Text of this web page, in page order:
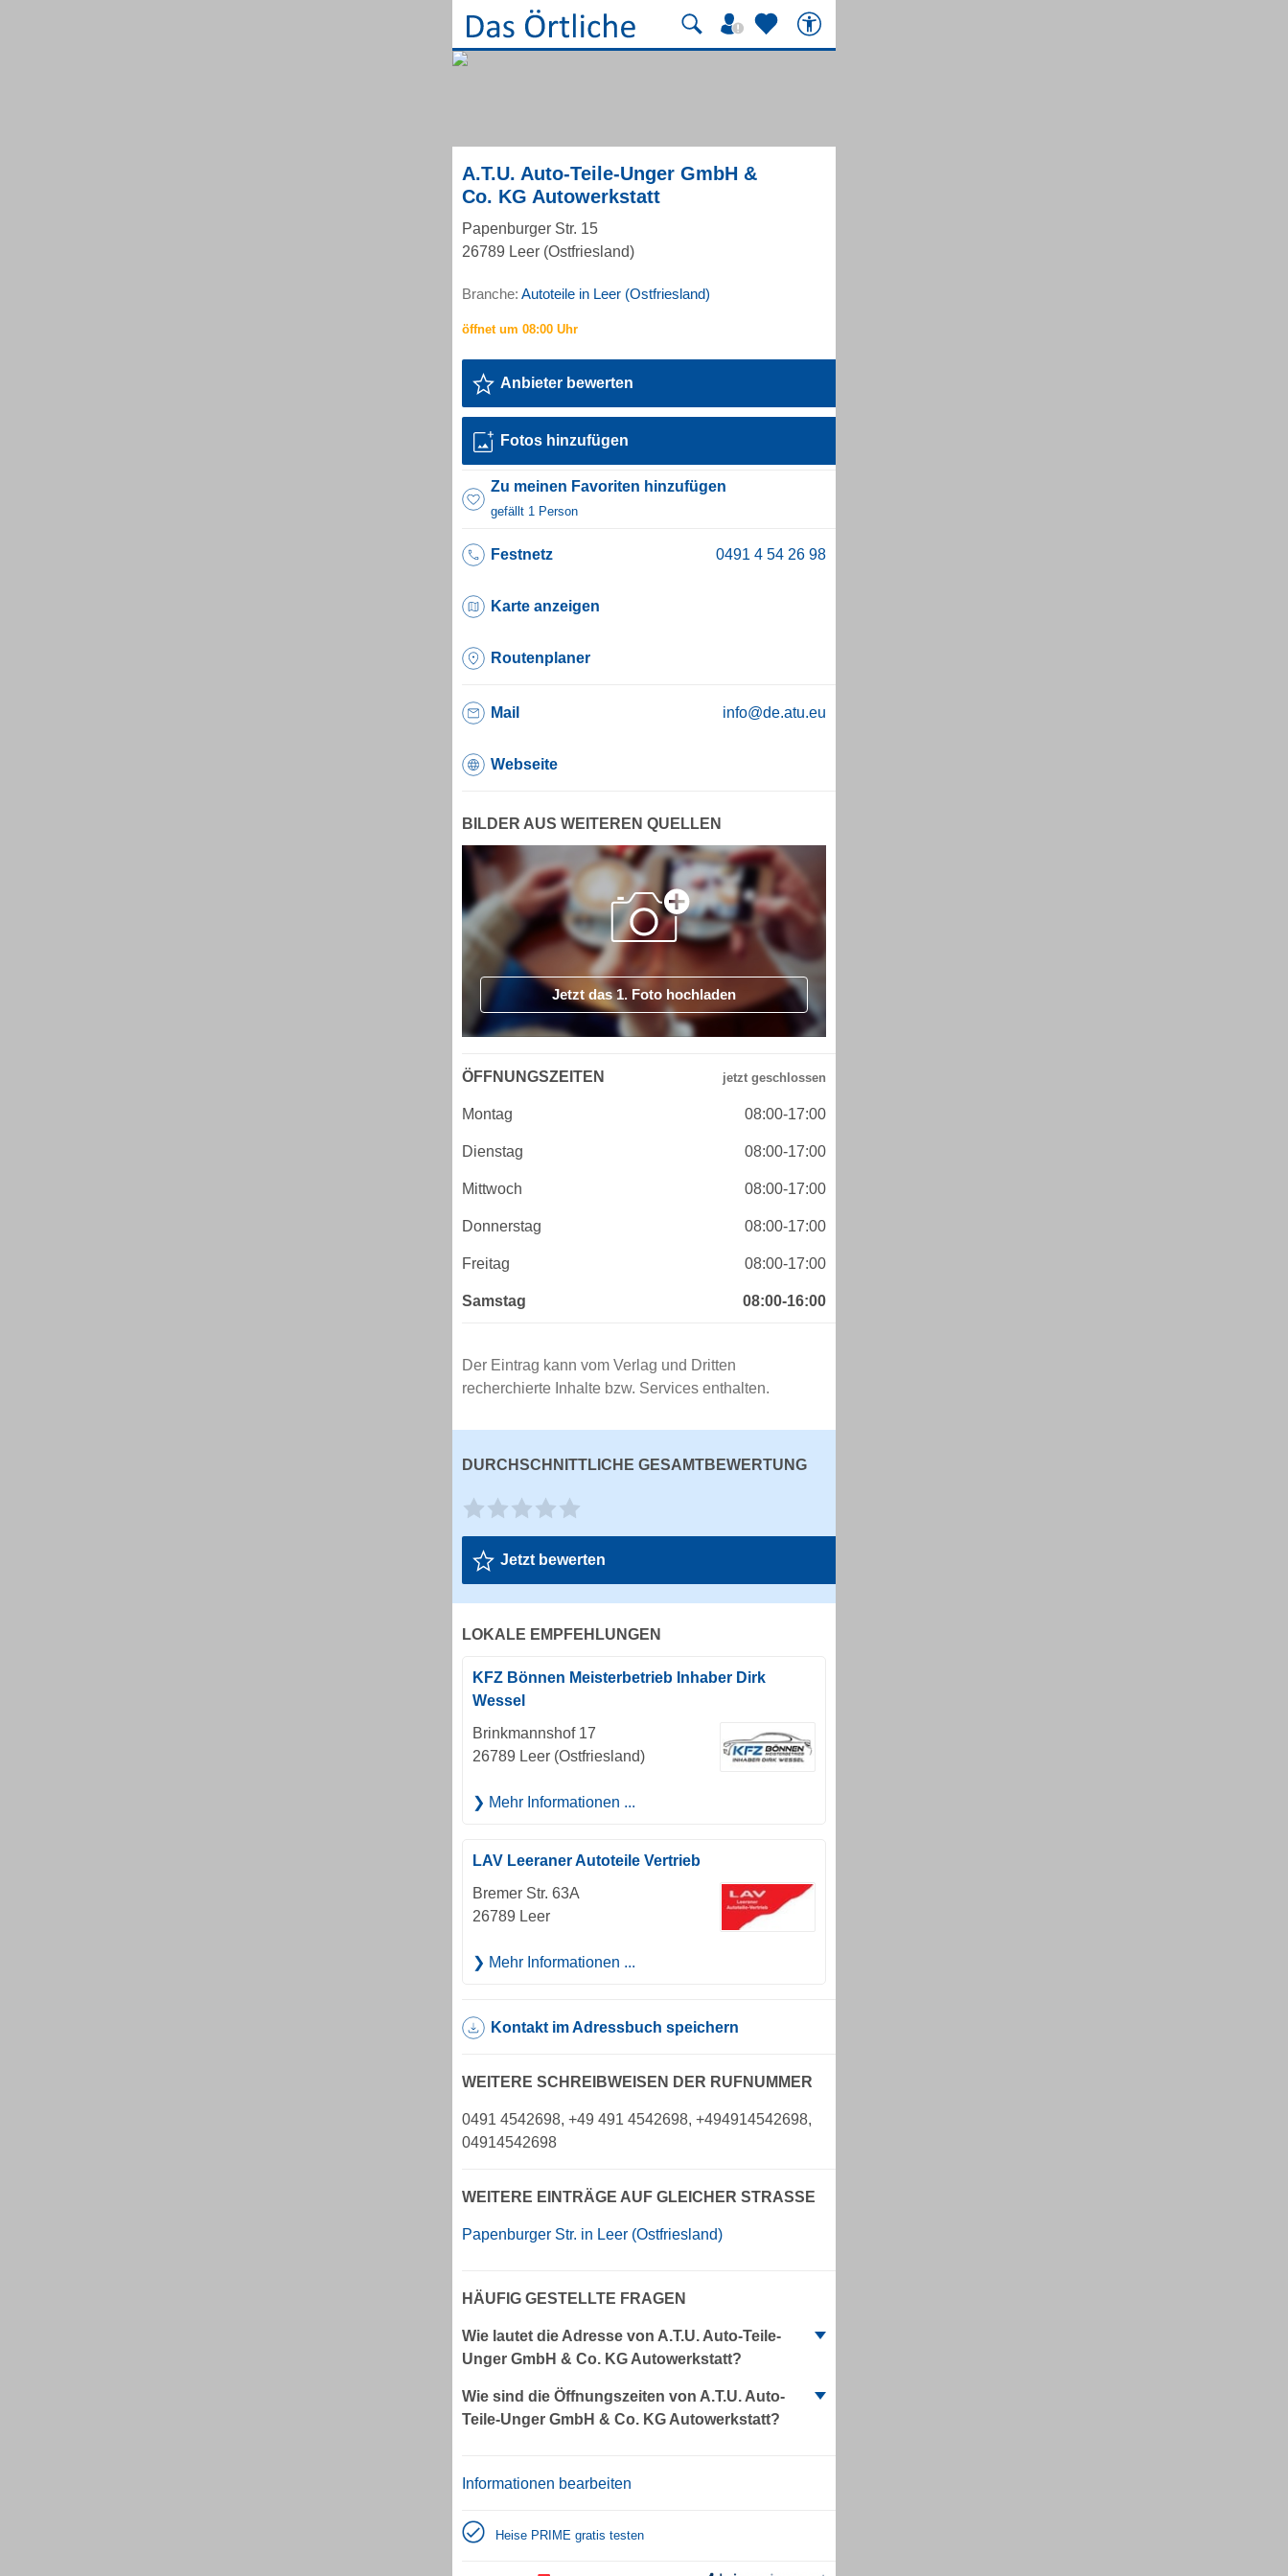
A.T.U. Auto-Teile-Unger GmbH &
Co. KG Autowerkstatt
Papenburger Str. 15
26789 Leer (Ostfriesland)
Branche: Autoteile in Leer (Ostfriesland)
Anbieter bewerten
Fotos hinzufügen
Zu meinen Favoriten hinzufügen
gefällt 1 Person
Festnetz
Karte anzeigen
Routenplaner
Mail info@de.atu.eu
Webseite
BILDER AUS WEITEREN QUELLEN
Jetzt das 1. Foto hochladen
ÖFFNUNGSZEITEN
Montag 08:00-17:00
Dienstag 08:00-17:00
Mittwoch 08:00-17:00
Donnerstag 08:00-17:00
Freitag 08:00-17:00
Samstag 08:00-16:00
Der Eintrag kann vom Verlag und Dritten
recherchierte Inhalte bzw. Services enthalten.
DURCHSCHNITTLICHE GESAMTBEWERTUNG
Jetzt bewerten
LOKALE EMPFEHLUNGEN
KFZ Bönnen Meisterbetrieb Inhaber Dirk
Wessel
Brinkmannshof 17
26789 Leer (Ostfriesland)
Mehr Informationen ...
LAV Leeraner Autoteile Vertrieb
Bremer Str. 63A
26789 Leer
Mehr Informationen ...
Kontakt im Adressbuch speichern
WEITERE SCHREIBWEISEN DER RUFNUMMER
0491 4542698, +49 491 4542698, +494914542698,
04914542698
WEITERE EINTRÄGE AUF GLEICHER STRASSE
Papenburger Str. in Leer (Ostfriesland)
HÄUFIG GESTELLTE FRAGEN
Wie lautet die Adresse von A.T.U. Auto-Teile-
Unger GmbH & Co. KG Autowerkstatt?
Wie sind die Öffnungszeiten von A.T.U. Auto-
Teile-Unger GmbH & Co. KG Autowerkstatt?
Informationen bearbeiten
Heise PRIME gratis testen